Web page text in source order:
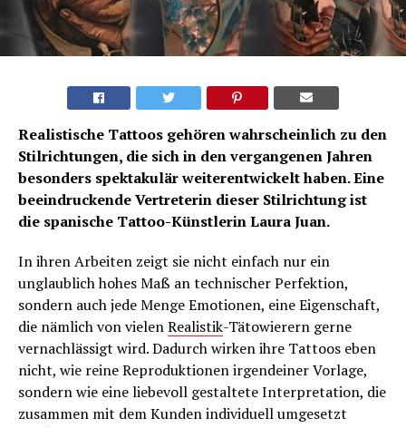
Realistische Tattoos gehören wahrscheinlich zu den
Stilrichtungen, die sich in den vergangenen Jahren
besonders spektakulär weiterentwickelt haben. Eine
beeindruckende Vertreterin dieser Stilrichtung ist
die spanische Tattoo-Künstlerin Laura Juan.
In ihren Arbeiten zeigt sie nicht einfach nur ein
unglaublich hohes Maß an technischer Perfektion,
sondern auch jede Menge Emotionen, eine Eigenschaft,
die nämlich von vielenRealistik-Tätowierern gerne
vernachlässigt wird. Dadurch wirken ihre Tattoos eben
nicht, wie reine Reproduktionen irgendeiner Vorlage,
sondern wie eine liebevoll gestaltete Interpretation, die
zusammen mit dem Kunden individuell umgesetzt